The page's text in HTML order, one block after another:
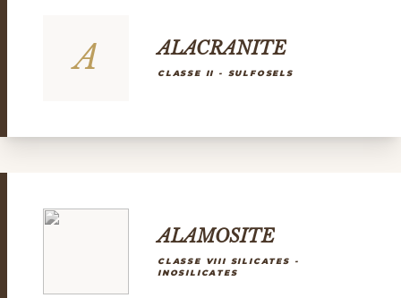
A ALACRANITE
CLASSE II - SULFOSELS
ALAMOSITE
CLASSE VIII SILICATES -
INOSILICATES